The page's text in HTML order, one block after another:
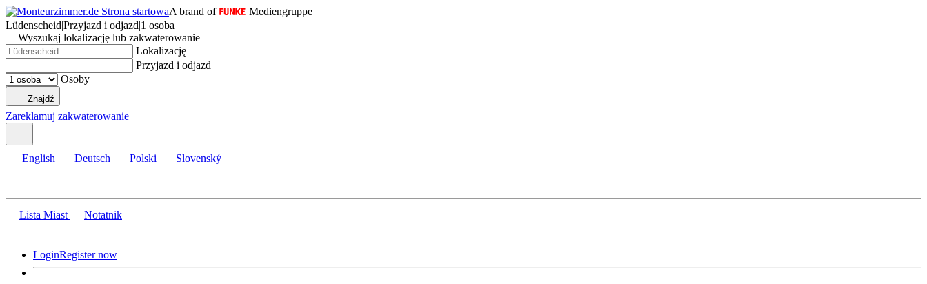
A brand of
Mediengruppe
Lüdenscheid|Przyjazd i odjazd|1 osoba
Wyszukaj lokalizację lub zakwaterowanie
Lokalizację
Przyjazd i odjazd
Osoby
Znajdź
Zareklamuj zakwaterowanie
English Deutsch Polski Slovenský
Lista Miast Notatnik
LoginRegister now